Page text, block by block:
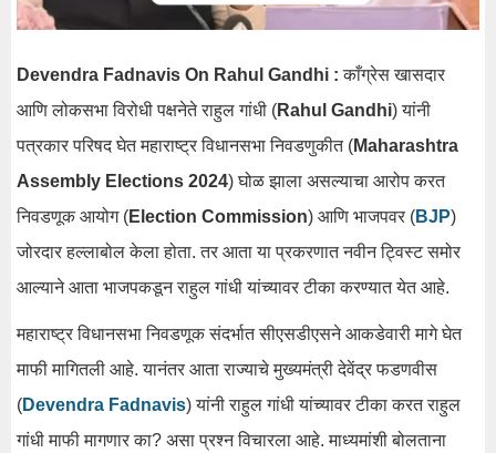
Devendra Fadnavis On Rahul Gandhi : काँग्रेस खासदार
आणि लोकसभा विरोधी पक्षनेते राहुल गांधी (Rahul Gandhi) यांनी
पत्रकार परिषद घेत महाराष्ट्र विधानसभा निवडणुकीत (Maharashtra
Assembly Elections 2024) घोळ झाला असल्याचा आरोप करत
निवडणूक आयोग (Election Commission) आणि भाजपवर (BJP)
जोरदार हल्लाबोल केला होता. तर आता या प्रकरणात नवीन ट्विस्ट समोर
आल्याने आता भाजपकडून राहुल गांधी यांच्यावर टीका करण्यात येत आहे.
महाराष्ट्र विधानसभा निवडणूक संदर्भात सीएसडीएसने आकडेवारी मागे घेत
माफी मागितली आहे. यानंतर आता राज्याचे मुख्यमंत्री देवेंद्र फडणवीस
(Devendra Fadnavis) यांनी राहुल गांधी यांच्यावर टीका करत राहुल
गांधी माफी मागणार का? असा प्रश्न विचारला आहे. माध्यमांशी बोलताना